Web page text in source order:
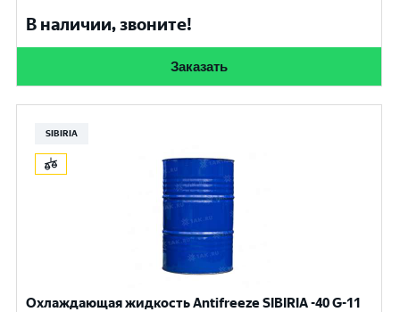
В наличии, звоните!
Заказать
SIBIRIA
Охлаждающая жидкость Antifreeze SIBIRIA -40 G-11